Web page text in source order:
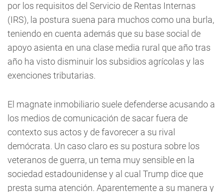
por los requisitos del Servicio de Rentas Internas
(IRS), la postura suena para muchos como una burla,
teniendo en cuenta además que su base social de
apoyo asienta en una clase media rural que año tras
año ha visto disminuir los subsidios agrícolas y las
exenciones tributarias.
El magnate inmobiliario suele defenderse acusando a
los medios de comunicación de sacar fuera de
contexto sus actos y de favorecer a su rival
demócrata. Un caso claro es su postura sobre los
veteranos de guerra, un tema muy sensible en la
sociedad estadounidense y al cual Trump dice que
presta suma atención. Aparentemente a su manera y